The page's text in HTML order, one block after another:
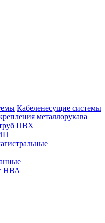
Кабеленесущие системы
металлорукава
ПВХ
НВА